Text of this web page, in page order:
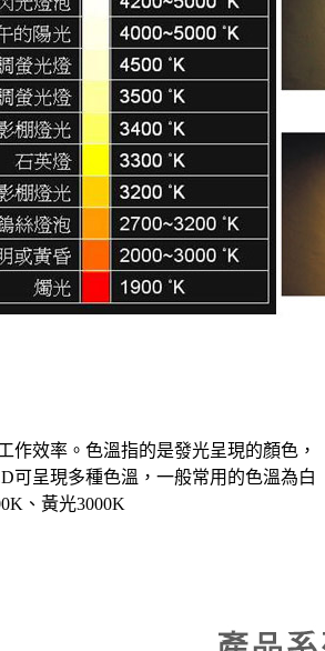
作效率。色溫指的是發光呈現的顏色，
可呈現多種色溫，一般常用的色溫為白
、黃光3000K